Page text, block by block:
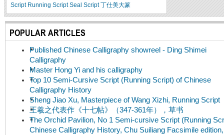
Script Running Script Seal Script 丁仕美大篆
POPULAR ARTICLES
Published Chinese Calligraphy showreel - Ding Shimei
Calligraphy
Master Hong Yi and his calligraphy
Top 10 Semi-Cursive Script (Running Script) of Chinese
Calligraphy History
Sheng Jiao Xu, Masterpiece of Wang Xizhi, Running Script
王羲之代表作《十七帖》（347-361年），草书
The Orchid Pavilion, No 1 Semi-cursive Script (Running
Chinese Calligraphy History, Chu Suiliang Facsimile edition,